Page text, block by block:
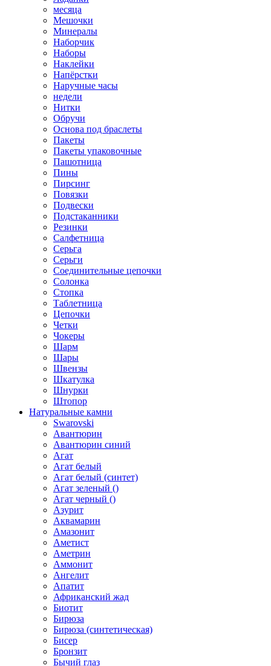
месяца
Мешочки
Минералы
Наборчик
Наборы
Наклейки
Напёрстки
Наручные часы
недели
Нитки
Обручи
Основа под браслеты
Пакеты
Пакеты упаковочные
Пашотница
Пины
Пирсинг
Повязки
Подвески
Подстаканники
Резинки
Салфетница
Серьга
Серьги
Соединительные цепочки
Солонка
Стопка
Таблетница
Цепочки
Четки
Чокеры
Шарм
Шары
Швензы
Шкатулка
Шнурки
Штопор
Натуральные камни
Swarovski
Авантюрин
Авантюрин синий
Агат
Агат белый
Агат белый (синтет)
Агат зеленый ()
Агат черный ()
Азурит
Аквамарин
Амазонит
Аметист
Аметрин
Аммонит
Ангелит
Апатит
Африканский жад
Биотит
Бирюза
Бирюза (синтетическая)
Бисер
Бронзит
Бычий глаз